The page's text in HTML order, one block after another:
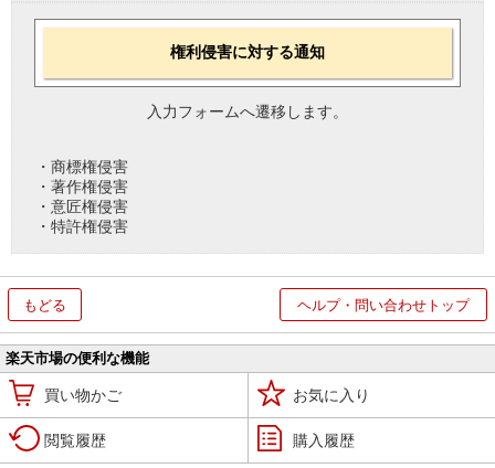
権利侵害に対する通知
入力フォームへ遷移します。
・商標権侵害
・著作権侵害
・意匠権侵害
・特許権侵害
もどる ヘルプ・問い合わせトップ
楽天市場の便利な機能
買い物かご お気に入り
閲覧履歴 購入履歴